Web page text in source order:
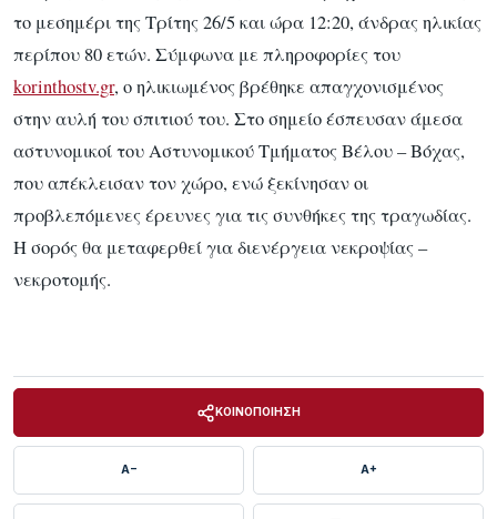
το μεσημέρι της Τρίτης 26/5 και ώρα 12:20, άνδρας ηλικίας
περίπου 80 ετών. Σύμφωνα με πληροφορίες του
korinthostv.gr, ο ηλικιωμένος βρέθηκε απαγχονισμένος
στην αυλή του σπιτιού του. Στο σημείο έσπευσαν άμεσα
αστυνομικοί του Αστυνομικού Τμήματος Βέλου – Βόχας,
που απέκλεισαν τον χώρο, ενώ ξεκίνησαν οι
προβλεπόμενες έρευνες για τις συνθήκες της τραγωδίας.
Η σορός θα μεταφερθεί για διενέργεια νεκροψίας –
νεκροτομής.
ΚΟΙΝΟΠΟΙΗΣΗ
A− A+